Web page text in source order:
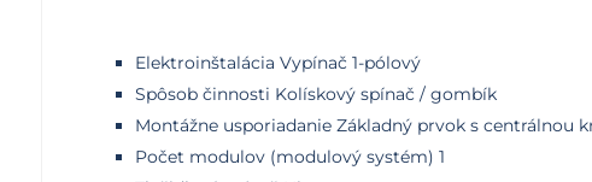
Elektroinštalácia Vypínač 1-pólový
Spôsob činnosti Kolískový spínač / gombík
Montážne usporiadanie Základný prvok s centrálnou
Počet modulov (modulový systém) 1